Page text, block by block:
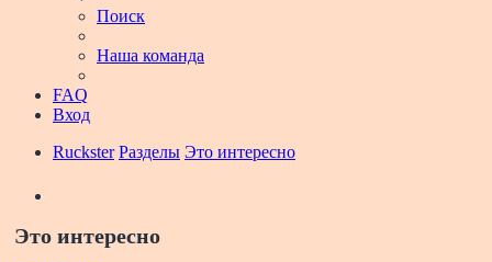
Поиск
Наша команда
FAQ
Вход
Ruckster Разделы Это интересно
Это интересно